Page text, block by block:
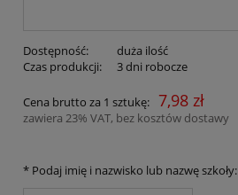
Dostępność:
duża ilość
Czas produkcji:
3 dni robocze
Cena brutto za 1 sztukę: 7,98 zł
zawiera 23% VAT, bez kosztów dostawy
* Podaj imię i nazwisko lub nazwę szkoły: